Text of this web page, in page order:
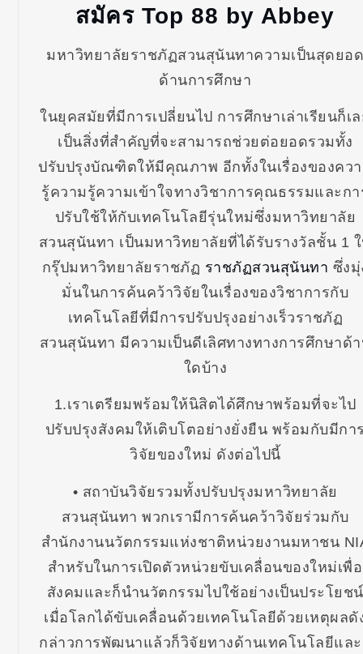
สมัคร Top 88 by Abbey
มหาวิทยาลัยราชภัฏสวนสุนันทาความเป็นสุดยอ
ด้านการศึกษา
ในยุคสมัยที่มีการเปลี่ยนไป การศึกษาเล่าเรียนก็เ
เป็นสิ่งที่สำคัญที่จะสามารถช่วยต่อยอดรวมทั้ง
ปรับปรุงบัณฑิตให้มีคุณภาพ อีกทั้งในเรื่องของคว
รู้ความรู้ความเข้าใจทางวิชาการคุณธรรมและกา
ปรับใช้ให้กับเทคโนโลยีรุ่นใหม่ซึ่งมหาวิทยาลัย
สวนสุนันทา เป็นมหาวิทยาลัยที่ได้รับรางวัลชั้น 1
กรุ๊ปมหาวิทยาลัยราชภัฏ ราชภัฏสวนสุนันทา ซึ่งมุ่
มั่นในการค้นคว้าวิจัยในเรื่องของวิชาการกับ
เทคโนโลยีที่มีการปรับปรุงอย่างเร็วราชภัฏ
สวนสุนันทา มีความเป็นดีเลิศทางทางการศึกษาด้
ใดบ้าง
1.เราเตรียมพร้อมให้นิสิตได้ศึกษาพร้อมที่จะไป
ปรับปรุงสังคมให้เติบโตอย่างยั่งยืน พร้อมกับมีกา
วิจัยของใหม่ ดังต่อไปนี้
• สถาบันวิจัยรวมทั้งปรับปรุงมหาวิทยาลัย
สวนสุนันทา พวกเรามีการค้นคว้าวิจัยร่วมกับ
สำนักงานนวัตกรรมแห่งชาติหน่วยงานมหาชน
สำหรับในการเปิดตัวหน่วยขับเคลื่อนของใหม่เพื่อ
สังคมและก็นำนวัตกรรมไปใช้อย่างเป็นประโยชน์
เมื่อโลกได้ขับเคลื่อนด้วยเทคโนโลยีด้วยเหตุผลดั
กล่าวการพัฒนาแล้วก็วิจัยทางด้านเทคโนโลยีแล